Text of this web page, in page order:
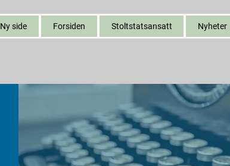
Ny side Forsiden Stoltstatsansatt Nyheter